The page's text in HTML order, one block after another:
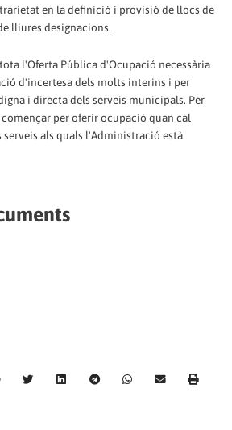
en la definició i provisió de llocs de
lliures designacions.
l'Oferta Pública d'Ocupació necessària
d'incertesa dels molts interins i per
i directa dels serveis municipals. Per
per oferir ocupació quan cal
serveis als quals l'Administració està